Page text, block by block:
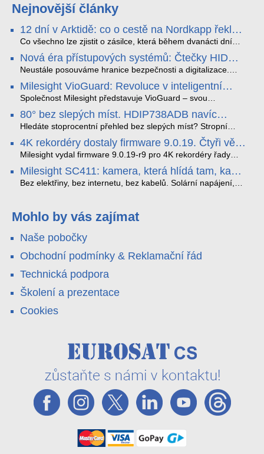
Nejnovější články
12 dní v Arktidě: co o cestě na Nordkapp řekla
data ze SMARTBOX 2 MAX
Co všechno lze zjistit o zásilce, která během dvanácti dní
projede Arktidou? SMARTBOX 2 MAX jsme vzali na trasu z
Tromsø přes Lofoty, Kirunu a finské Laponsko až na
Nordkapp. Bez jediného dobití, v mrazu až −13 °C a mimo
otřesy i náklon. Výsledkem není jen čára na mapě, ale
podrobný datový příběh celé cesty.
Nová éra přístupových systémů: Čtečky HID
Signo
Neustále posouváme hranice bezpečnosti a digitalizace.
v oblasti kontroly přístupu – moderní a vysoce univerzální
čtečky HID Signo.
Milesight VioGuard: Revoluce v inteligentní
detekci dopravních přestupků
Společnost Milesight představuje VioGuard – svou
dopravních přestupků. Tento systém, poháněný
sofistikovanými algoritmy umělé inteligence (AI), je navržen
tak, aby poskytoval komplexní nástroje pro vymáhání
dopravních předpisů, zvyšoval bezpečnost na silnicích a
optimalizoval plynulost dopravy v moderních městech.
80° bez slepých míst. HDIP738ADB navíc
streamuje na YouTube – bez PC.
Hledáte stoprocentní přehled bez slepých míst? Stropní
panoramatická kamera HDIP738ADB skládá obraz ze dvou
4MP senzorů SONY do jednoho čistého 180° záběru bez
zkreslení. K tomu přidává AI detekci osob a vozidel,
YouTube – bez běžícího počítače.
4K rekordéry dostaly firmware 9.0.19. Čtyři věci,
které musíte vědět.
Milesight vydal firmware 9.0.19-r9 pro 4K rekordéry řady
které vám zjednoduší práci – a jedna z nich vám ušetří
spoustu zbytečných výjezdů k zákazníkům.
Milesight SC411: kamera, která hlídá tam, kam
kabel nedosáhne
Bez elektřiny, bez internetu, bez kabelů. Solární napájení,
váš telefon. Podívejte se na video.
Mohlo by vás zajímat
Naše pobočky
Obchodní podmínky & Reklamační řád
Technická podpora
Školení a prezentace
Cookies